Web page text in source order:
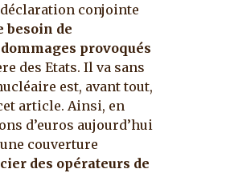
déclaration conjointe
besoin de
provoqués
des Etats. Il va sans
est, avant tout,
article. Ainsi, en
d’euros aujourd’hui
couverture
des opérateurs de